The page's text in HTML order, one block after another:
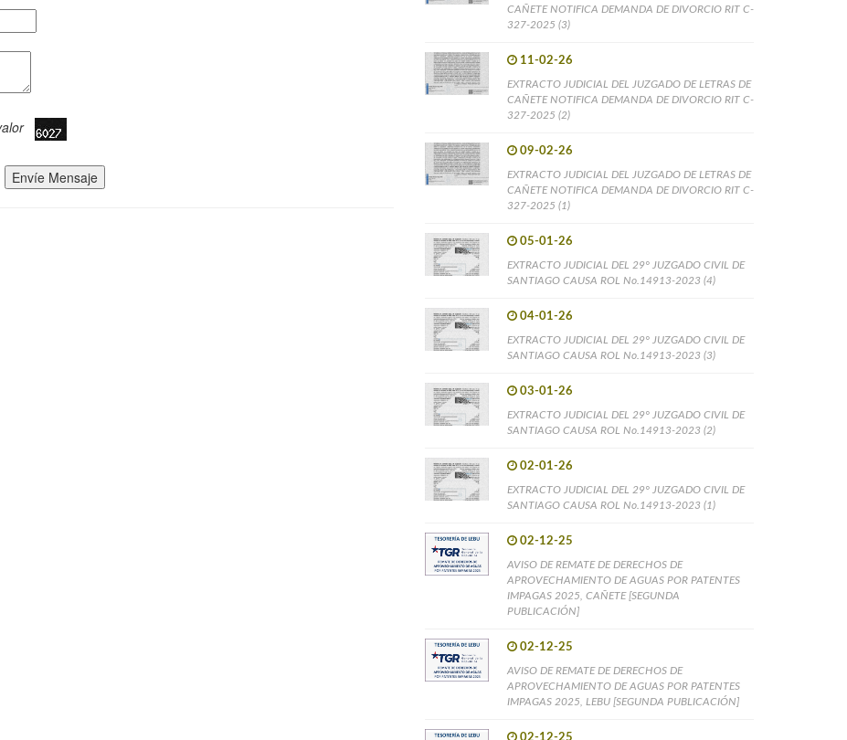
Envíe Mensaje
CAÑETE NOTIFICA DEMANDA DE DIVORCIO RIT C-
327-2025 (3)
11-02-26
EXTRACTO JUDICIAL DEL JUZGADO DE LETRAS DE
CAÑETE NOTIFICA DEMANDA DE DIVORCIO RIT C-
327-2025 (2)
09-02-26
EXTRACTO JUDICIAL DEL JUZGADO DE LETRAS DE
CAÑETE NOTIFICA DEMANDA DE DIVORCIO RIT C-
327-2025 (1)
05-01-26
EXTRACTO JUDICIAL DEL 29° JUZGADO CIVIL DE
SANTIAGO CAUSA ROL No.14913-2023 (4)
04-01-26
EXTRACTO JUDICIAL DEL 29° JUZGADO CIVIL DE
SANTIAGO CAUSA ROL No.14913-2023 (3)
03-01-26
EXTRACTO JUDICIAL DEL 29° JUZGADO CIVIL DE
SANTIAGO CAUSA ROL No.14913-2023 (2)
02-01-26
EXTRACTO JUDICIAL DEL 29° JUZGADO CIVIL DE
SANTIAGO CAUSA ROL No.14913-2023 (1)
02-12-25
AVISO DE REMATE DE DERECHOS DE
APROVECHAMIENTO DE AGUAS POR PATENTES
IMPAGAS 2025, CAÑETE [SEGUNDA
PUBLICACIÓN]
02-12-25
AVISO DE REMATE DE DERECHOS DE
APROVECHAMIENTO DE AGUAS POR PATENTES
IMPAGAS 2025, LEBU [SEGUNDA PUBLICACIÓN]